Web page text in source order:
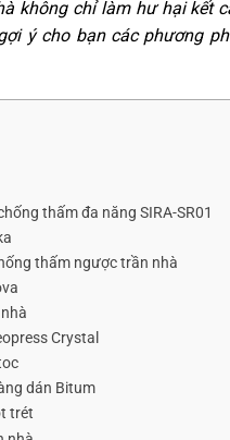
không chỉ làm hư hại kết
ý cho bạn các phương
thấm đa năng SIRA-SR01
thấm ngược trần nhà
Crystal
dán Bitum
trét